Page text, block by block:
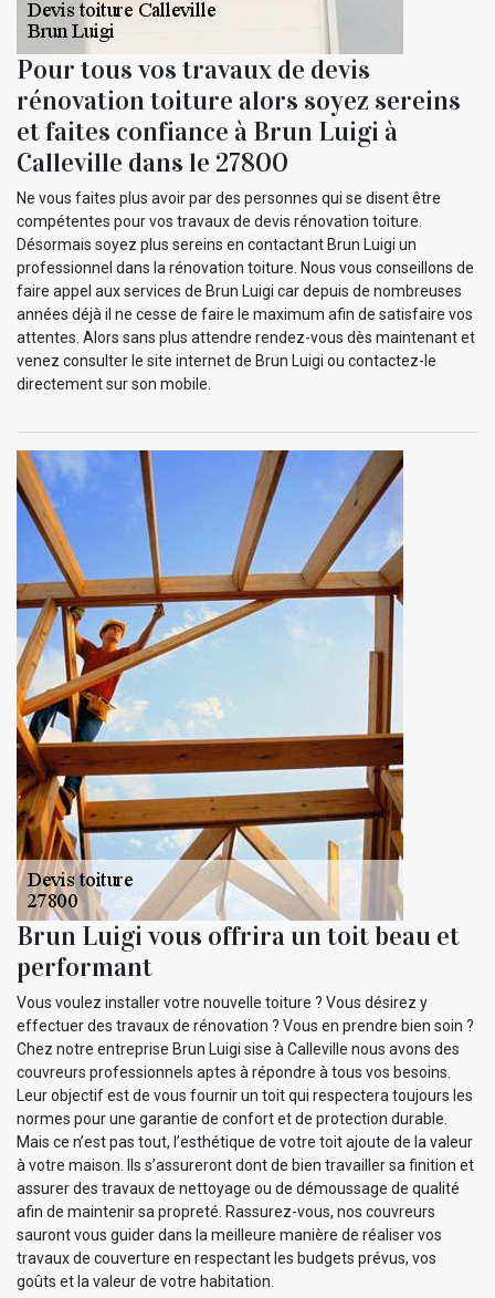
Pour tous vos travaux de devis
rénovation toiture alors soyez sereins
et faites confiance à Brun Luigi à
Calleville dans le 27800
Ne vous faites plus avoir par des personnes qui se disent être
compétentes pour vos travaux de devis rénovation toiture.
Désormais soyez plus sereins en contactant Brun Luigi un
professionnel dans la rénovation toiture. Nous vous conseillons de
faire appel aux services de Brun Luigi car depuis de nombreuses
années déjà il ne cesse de faire le maximum afin de satisfaire vos
attentes. Alors sans plus attendre rendez-vous dès maintenant et
venez consulter le site internet de Brun Luigi ou contactez-le
directement sur son mobile.
Brun Luigi vous offrira un toit beau et
performant
Vous voulez installer votre nouvelle toiture ? Vous désirez y
effectuer des travaux de rénovation ? Vous en prendre bien soin ?
Chez notre entreprise Brun Luigi sise à Calleville nous avons des
couvreurs professionnels aptes à répondre à tous vos besoins.
Leur objectif est de vous fournir un toit qui respectera toujours les
normes pour une garantie de confort et de protection durable.
Mais ce n’est pas tout, l’esthétique de votre toit ajoute de la valeur
à votre maison. Ils s’assureront dont de bien travailler sa finition et
assurer des travaux de nettoyage ou de démoussage de qualité
afin de maintenir sa propreté. Rassurez-vous, nos couvreurs
sauront vous guider dans la meilleure manière de réaliser vos
travaux de couverture en respectant les budgets prévus, vos
goûts et la valeur de votre habitation.